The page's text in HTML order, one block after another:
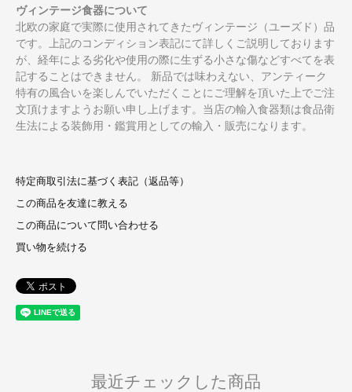
ヴィンテージ食器について
北欧の家庭で実際に使用されてきたヴィンテージ（ユーズド）品
です。上記のコンディション表記にて詳しくご説明しております
が、経年による劣化や使用の際に生ずる小さな傷などすべてを表
記することはできません。 新品では味わえない、アンティーク
特有の風合いを楽しんでいただくことにご理解を頂いた上でご注
文頂けますようお願い申し上げます。当店の輸入食器類は食品衛
生法による装飾用・鑑賞用としての輸入・販売になります。
特定商取引法に基づく表記（返品等）
この商品を友達に教える
この商品について問い合わせる
買い物を続ける
最近チェックした商品